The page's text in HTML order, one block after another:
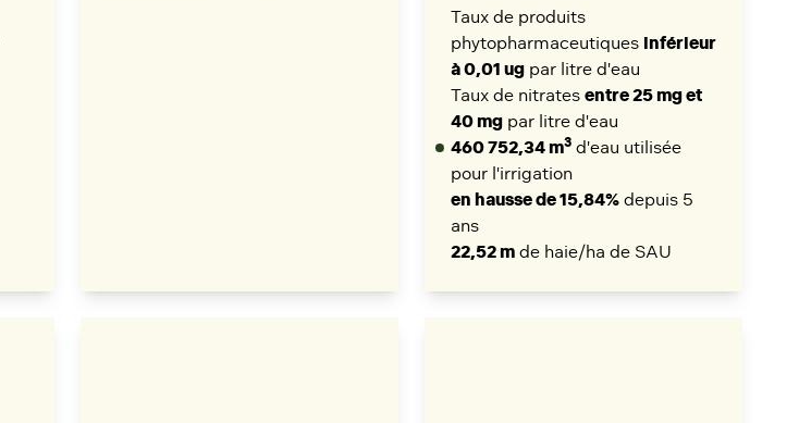
Taux de produits
phytopharmaceutiques inférieur
à 0,01 ug par litre d'eau
Taux de nitrates entre 25 mg et
40 mg par litre d'eau
460 752,34 m3 d'eau utilisée
pour l'irrigation
en hausse de 15,84% depuis 5
ans
22,52 m de haie/ha de SAU